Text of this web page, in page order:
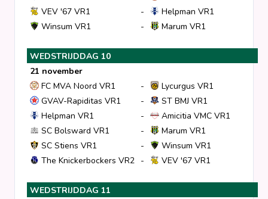
VEV '67 VR1
-
Helpman VR1
Winsum VR1
- Marum VR1
WEDSTRIJDDAG 10
21 november
FC MVA Noord VR1
-
Lycurgus VR1
GVAV-Rapiditas VR1
-
ST BMJ VR1
Helpman VR1
-
Amicitia VMC VR1
SC Bolsward VR1
-
Marum VR1
SC Stiens VR1
-
Winsum VR1
The Knickerbockers VR2 - VEV '67 VR1
WEDSTRIJDDAG 11